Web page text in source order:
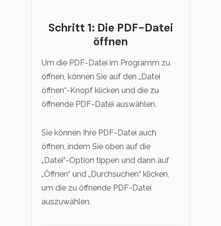
Schritt 1: Die PDF-Datei
öffnen
Um die PDF-Datei im Programm zu
öffnen, können Sie auf den „Datei
öffnen“-Knopf klicken und die zu
öffnende PDF-Datei auswählen.
Sie können Ihre PDF-Datei auch
öffnen, indem Sie oben auf die
„Datei“-Option tippen und dann auf
„Öffnen“ und „Durchsuchen“ klicken,
um die zu öffnende PDF-Datei
auszuwählen.